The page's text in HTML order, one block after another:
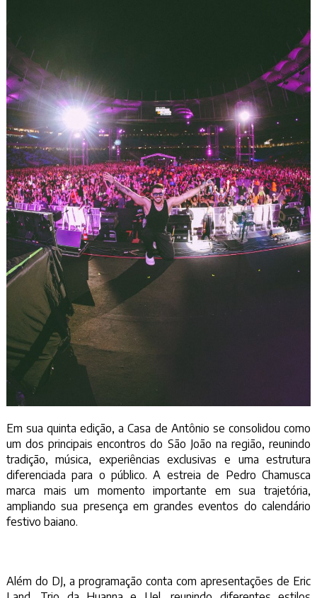
Em sua quinta edição, a Casa de Antônio se consolidou como
um dos principais encontros do São João na região, reunindo
tradição, música, experiências exclusivas e uma estrutura
diferenciada para o público. A estreia de Pedro Chamusca
marca mais um momento importante em sua trajetória,
ampliando sua presença em grandes eventos do calendário
festivo baiano.
Além do DJ, a programação conta com apresentações de Eric